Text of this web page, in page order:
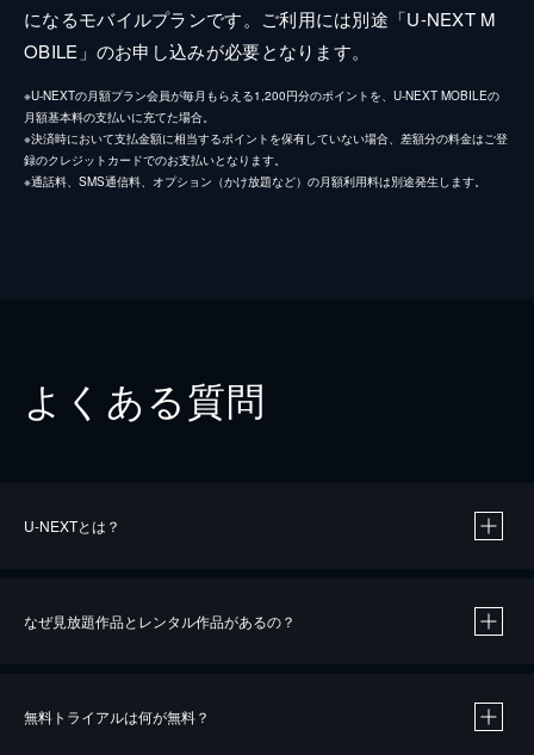
になるモバイルプランです。ご利用には別途「U-NEXT M
OBILE」のお申し込みが必要となります。
※U-NEXTの月額プラン会員が毎月もらえる1,200円分のポイントを、U-NEXT MOBILEの
月額基本料の支払いに充てた場合。
※決済時において支払金額に相当するポイントを保有していない場合、差額分の料金はご登
録のクレジットカードでのお支払いとなります。
※通話料、SMS通信料、オプション（かけ放題など）の月額利用料は別途発生します。
よくある質問
U-NEXTとは？
なぜ見放題作品とレンタル作品があるの？
無料トライアルは何が無料？